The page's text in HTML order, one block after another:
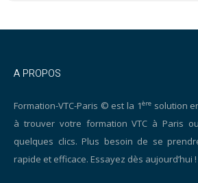
A PROPOS
Formation-VTC-Paris © est la 1èresolution
à trouver votre formation VTC à Paris
quelques clics. Plus besoin de se
rapide et efficace. Essayez dès aujourd’hui !